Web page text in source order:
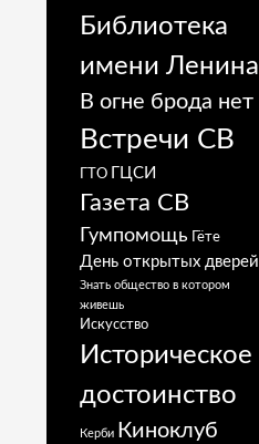
Библиотека
имени Ленина
В огне брода нет
Встречи СВ
ГТО ГЦСИ
Газета СВ
Гумпомощь Гёте
День открытых дверей
Знать общество в котором
живешь
Искусство
Историческое
достоинство
Керби Киноклуб